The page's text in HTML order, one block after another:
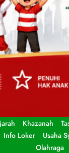
Khazanah
Info Loker
Usaha
Olahraga